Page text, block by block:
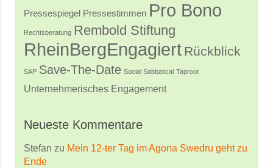
Pressespiegel Pressestimmen Pro Bono
Rechtsberatung Rembold Stiftung
RheinBergEngagiert Rückblick
SAP Save-The-Date Social Sabbatical Taproot
Unternehmerisches Engagement
Neueste Kommentare
Stefan zu Mein 12-ter Tag im Agona Swedru geht zu
Ende